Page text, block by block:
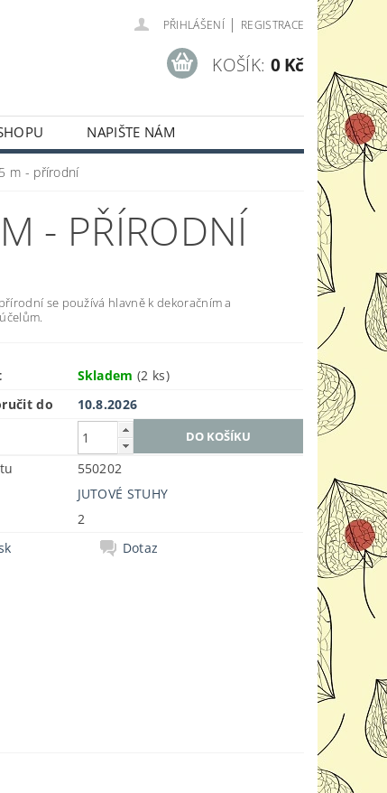
PŘIHLÁŠENÍ | REGISTRACE
KOŠÍK: 0 Kč
NAPIŠTE NÁM
m - přírodní
- PŘÍRODNÍ
se používá hlavně k dekoračním a
Skladem(2 ks)
do
10.8.2026
550202
JUTOVÉ STUHY
2
Dotaz